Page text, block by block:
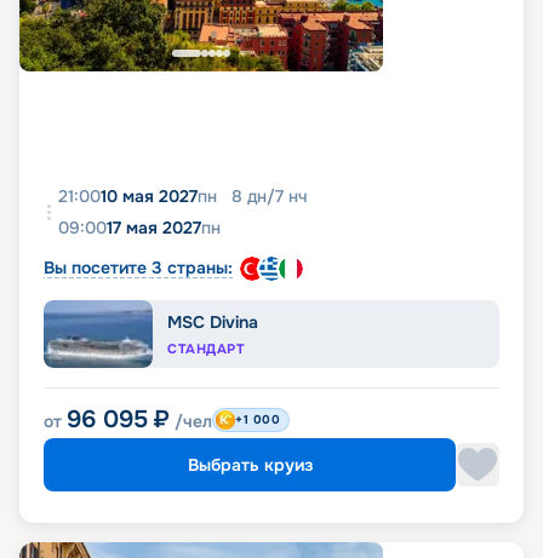
21:0010 мая 2027пн 8 дн/7 нч
09:0017 мая 2027пн
Вы посетите 3 страны:
MSC Divina
СТАНДАРТ
от 96 095 ₽ /чел +1 000
Выбрать круиз